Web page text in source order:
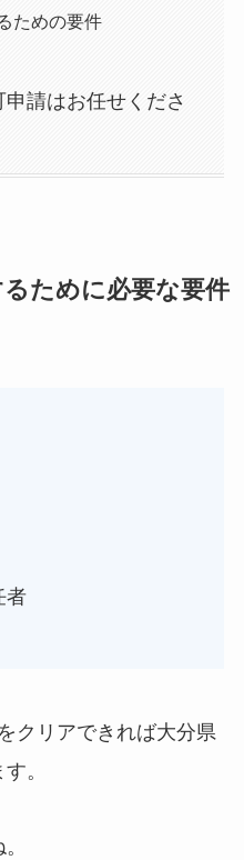
ための要件
請はお任せくださ
ために必要な要件
者
クリアできれば大分県
。